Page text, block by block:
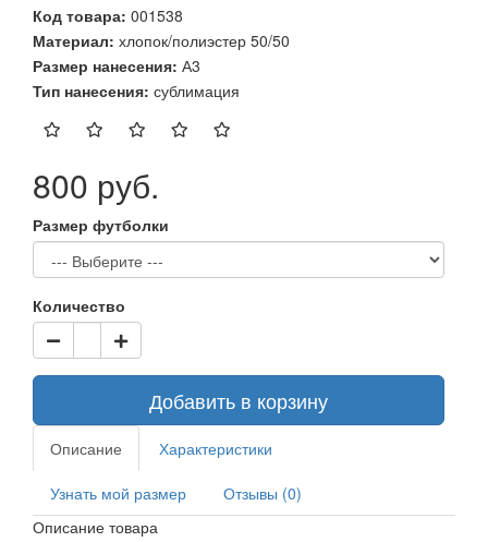
Код товара: 001538
Материал: хлопок/полиэстер 50/50
Размер нанесения: А3
Тип нанесения: сублимация
800 руб.
Размер футболки
Количество
Добавить в корзину
Описание Характеристики
Узнать мой размер
Отзывы (0)
Описание товара